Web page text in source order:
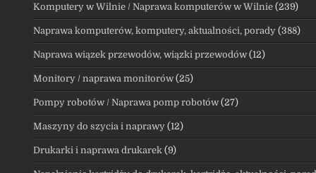
Komputery w Wilnie / Naprawa komputerów w Wilnie (239)
Naprawa komputerów, komputery, aktualności, porady (388)
Naprawa wiązek przewodów, wiązki przewodów (12)
Monitory / naprawa monitorów (25)
Pompy robotów / Naprawa pomp robotów (27)
Maszyny do szycia i naprawy (12)
Drukarki i naprawa drukarek (9)